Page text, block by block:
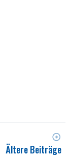
Ältere Beiträge